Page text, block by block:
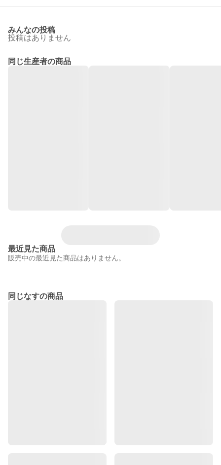
みんなの投稿
投稿はありません
同じ生産者の商品
最近見た商品
販売中の最近見た商品はありません。
同じなすの商品